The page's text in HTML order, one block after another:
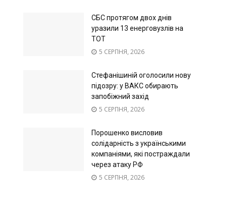
СБС протягом двох днів
уразили 13 енерговузлів на
ТОТ
5 СЕРПНЯ, 2026
Стефанішиній оголосили нову
підозру: у ВАКС обирають
запобіжний захід
5 СЕРПНЯ, 2026
Порошенко висловив
солідарність з українськими
компаніями, які постраждали
через атаку РФ
5 СЕРПНЯ, 2026